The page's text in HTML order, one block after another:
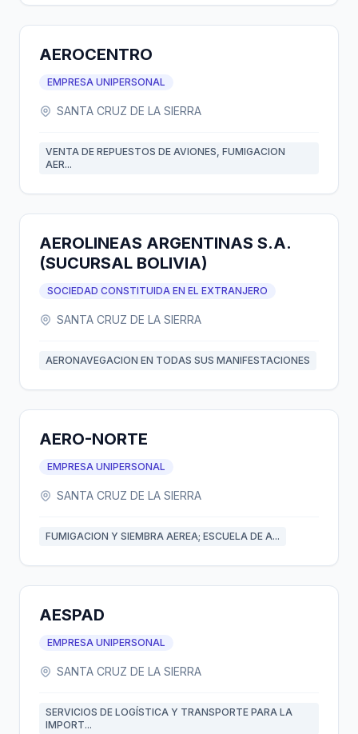
AEROCENTRO
EMPRESA UNIPERSONAL
SANTA CRUZ DE LA SIERRA
VENTA DE REPUESTOS DE AVIONES, FUMIGACION
AER...
AEROLINEAS ARGENTINAS S.A.
(SUCURSAL BOLIVIA)
SOCIEDAD CONSTITUIDA EN EL EXTRANJERO
SANTA CRUZ DE LA SIERRA
AERONAVEGACION EN TODAS SUS MANIFESTACIONES
AERO-NORTE
EMPRESA UNIPERSONAL
SANTA CRUZ DE LA SIERRA
FUMIGACION Y SIEMBRA AEREA; ESCUELA DE A...
AESPAD
EMPRESA UNIPERSONAL
SANTA CRUZ DE LA SIERRA
SERVICIOS DE LOGÍSTICA Y TRANSPORTE PARA LA
IMPORT...